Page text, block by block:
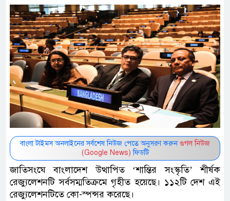
বাংলা টাইমস অনলাইনের সর্বশেষ নিউজ পেতে অনুসরণ করুন গুগল নিউজ
(Google News) ফিডটি
জাতিসংঘে বাংলাদেশ উত্থাপিত ‘শান্তির সংস্কৃতি’ শীর্ষক
রেজ্যুলেশনটি সর্বসম্মতিক্রমে গৃহীত হয়েছে। ১১২টি দেশ এই
রেজ্যুলেশনটিতে কো-স্পন্সর করেছে।